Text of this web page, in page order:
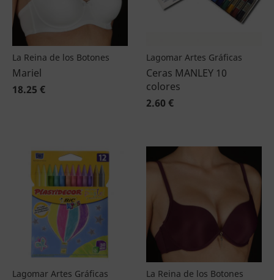
La Reina de los Botones
Mariel
18.25 €
Lagomar Artes Gráficas
Ceras MANLEY 10
colores
2.60 €
Lagomar Artes Gráficas La Reina de los Botones